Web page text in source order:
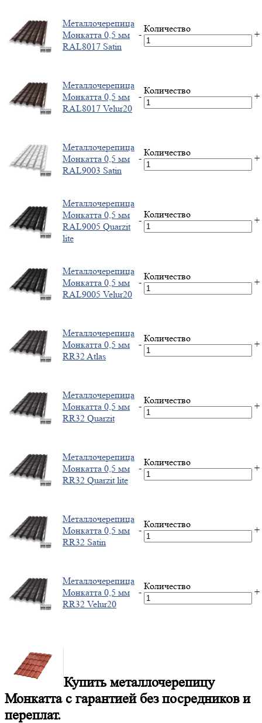
Металлочерепица
Монкатта 0,5 мм
RAL8017 Satin
-
Количество
+
Металлочерепица
Монкатта 0,5 мм
RAL8017 Velur20
-
Количество
+
Металлочерепица
Монкатта 0,5 мм
RAL9003 Satin
-
Количество
+
Металлочерепица
Монкатта 0,5 мм
RAL9005 Quarzit
lite
-
Количество
+
Металлочерепица
Монкатта 0,5 мм
RAL9005 Velur20
-
Количество
+
Металлочерепица
Монкатта 0,5 мм
RR32 Atlas
-
Количество
+
Металлочерепица
Монкатта 0,5 мм
RR32 Quarzit
-
Количество
+
Металлочерепица
Монкатта 0,5 мм
RR32 Quarzit lite
-
Количество
+
Металлочерепица
Монкатта 0,5 мм
RR32 Satin
-
Количество
+
Металлочерепица
Монкатта 0,5 мм
RR32 Velur20
-
Количество
+
Купить металлочерепицу
Монкатта с гарантией без посредников и
переплат.